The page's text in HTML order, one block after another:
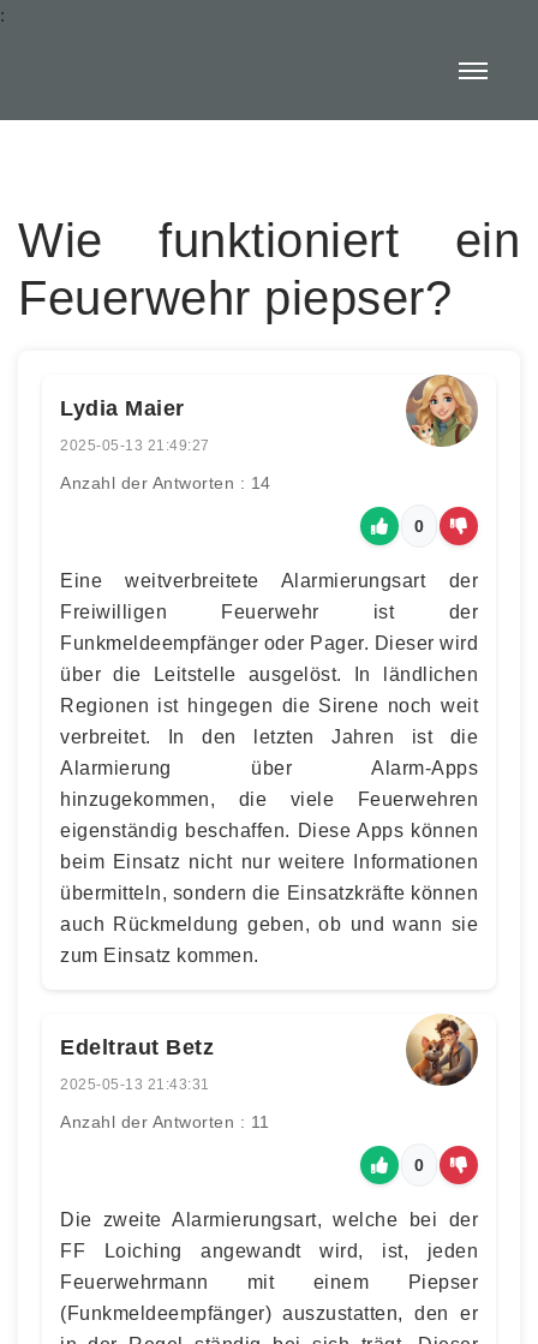
:
Wie funktioniert ein
Feuerwehr piepser?
Lydia Maier
2025-05-13 21:49:27
Anzahl der Antworten : 14
0
Eine weitverbreitete Alarmierungsart der
Freiwilligen Feuerwehr ist der
Funkmeldeempfänger oder Pager. Dieser wird
über die Leitstelle ausgelöst. In ländlichen
Regionen ist hingegen die Sirene noch weit
verbreitet. In den letzten Jahren ist die
Alarmierung über Alarm-Apps
hinzugekommen, die viele Feuerwehren
eigenständig beschaffen. Diese Apps können
beim Einsatz nicht nur weitere Informationen
übermitteln, sondern die Einsatzkräfte können
auch Rückmeldung geben, ob und wann sie
zum Einsatz kommen.
Edeltraut Betz
2025-05-13 21:43:31
Anzahl der Antworten : 11
0
Die zweite Alarmierungsart, welche bei der
FF Loiching angewandt wird, ist, jeden
Feuerwehrmann mit einem Piepser
(Funkmeldeempfänger) auszustatten, den er